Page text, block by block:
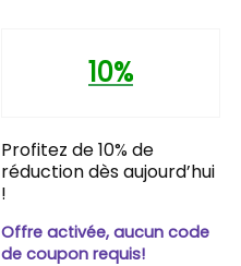
10%
Profitez de 10% de
réduction dès aujourd’hui
!
Offre activée, aucun code
de coupon requis!